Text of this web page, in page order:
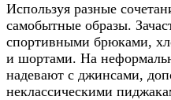
Используя разные
самобытные образы.
спортивными брюками,
и шортами. На
надевают с джинсами,
неклассическими